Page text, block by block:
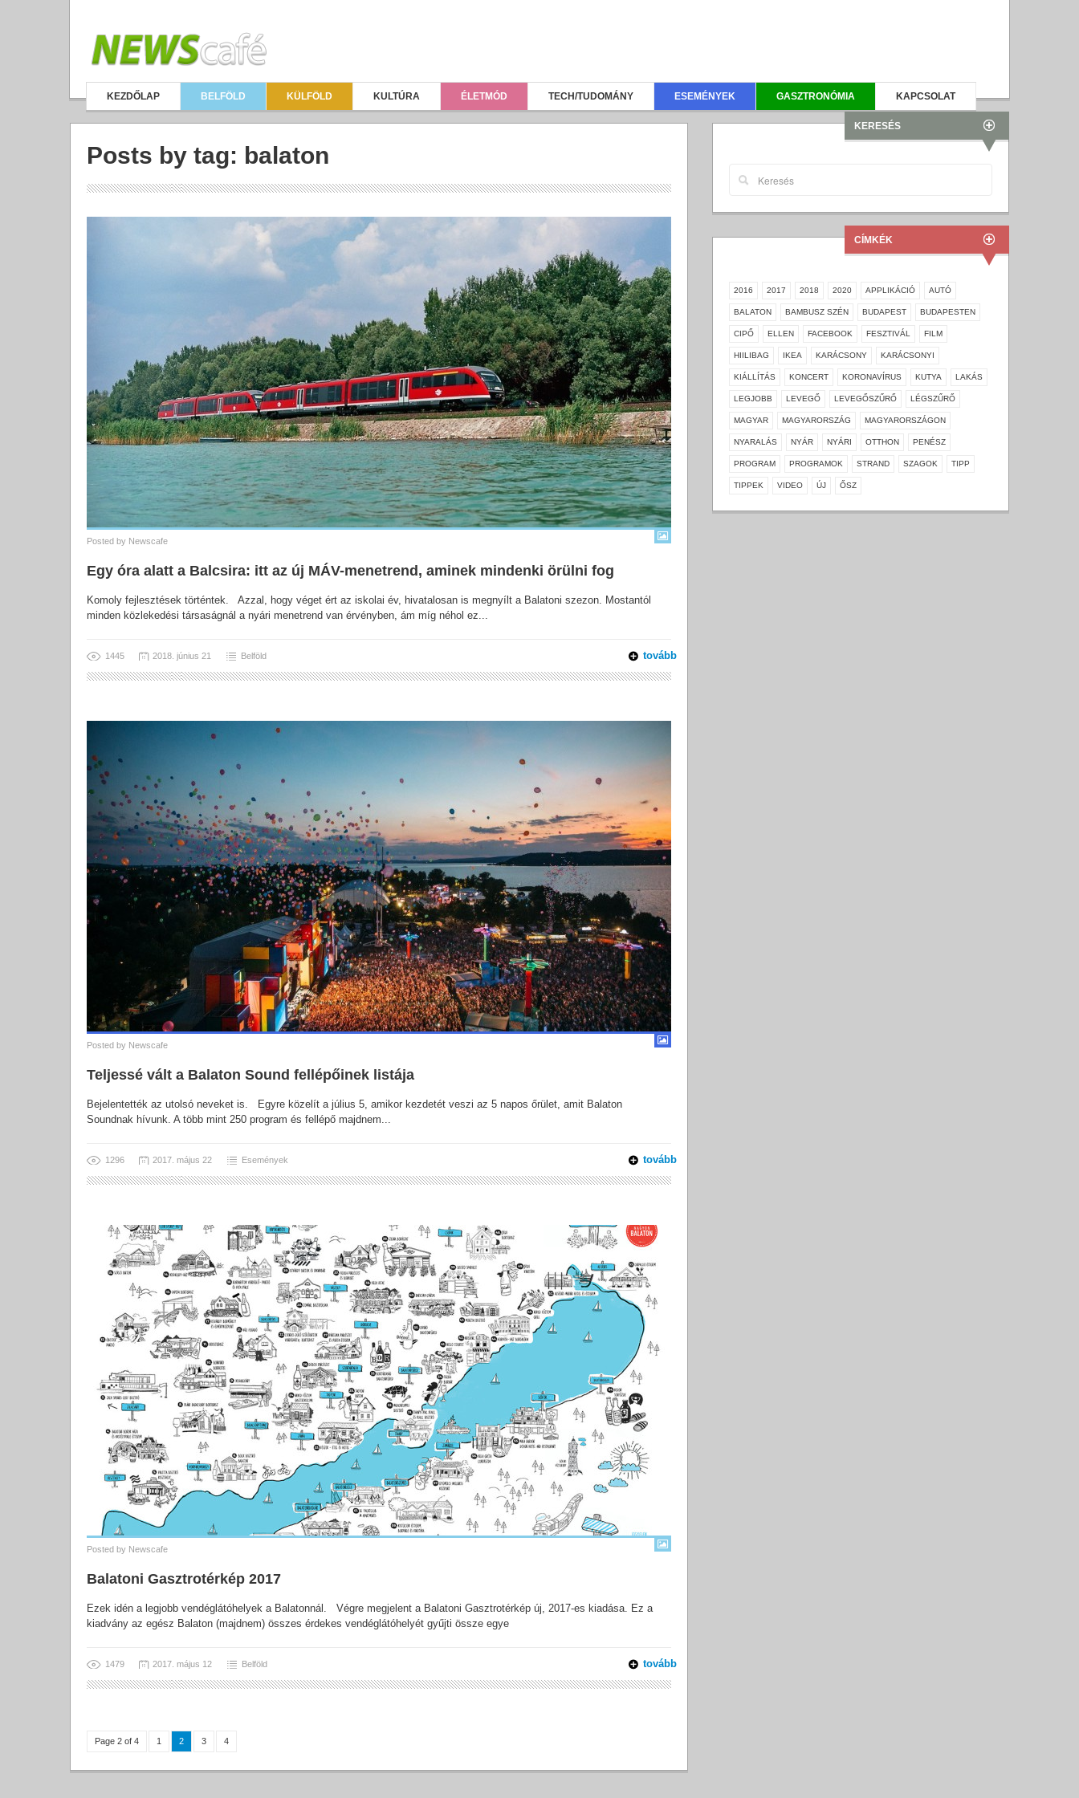
KEZDŐLAP BELFÖLD KÜLFÖLD KULTÚRA ÉLETMÓD TECH/TUDOMÁNY ESEMÉNYEK GASZTRONÓMIA KAPCSOLAT
Posts by tag: balaton
Posted by Newscafe
Egy óra alatt a Balcsira: itt az új MÁV-menetrend, aminek mindenki örülni fog
Komoly fejlesztések történtek. Azzal, hogy véget ért az iskolai év, hivatalosan is megnyílt a Balatoni szezon. Mostantól
minden közlekedési társaságnál a nyári menetrend van érvényben, ám míg néhol ez...
1445 2018. június 21 Belföld tovább
Posted by Newscafe
Teljessé vált a Balaton Sound fellépőinek listája
Bejelentették az utolsó neveket is. Egyre közelít a július 5, amikor kezdetét veszi az 5 napos őrület, amit Balaton
Soundnak hívunk. A több mint 250 program és fellépő majdnem...
1296 2017. május 22 Események tovább
Posted by Newscafe
Balatoni Gasztrotérkép 2017
Ezek idén a legjobb vendéglátóhelyek a Balatonnál. Végre megjelent a Balatoni Gasztrotérkép új, 2017-es kiadása. Ez a
kiadvány az egész Balaton (majdnem) összes érdekes vendéglátóhelyét gyűjti össze egye
1479 2017. május 12 Belföld tovább
Page 2 of 4 1 2 3 4
KERESÉS
CÍMKÉK
2016 2017 2018 2020 APPLIKÁCIÓ AUTÓ
BALATON BAMBUSZ SZÉN BUDAPEST BUDAPESTEN
CIPŐ ELLEN FACEBOOK FESZTIVÁL FILM
HIILIBAG IKEA KARÁCSONY KARÁCSONYI
KIÁLLÍTÁS KONCERT KORONAVÍRUS KUTYA LAKÁS
LEGJOBB LEVEGŐ LEVEGŐSZŰRŐ LÉGSZŰRŐ
MAGYAR MAGYARORSZÁG MAGYARORSZÁGON
NYARALÁS NYÁR NYÁRI OTTHON PENÉSZ
PROGRAM PROGRAMOK STRAND SZAGOK TIPP
TIPPEK VIDEO ÚJ ŐSZ